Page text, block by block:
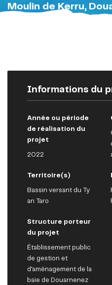
Moulin de Kerru,
Informations du
Année ou période
de réalisation du
projet
2022
Territoire(s)
Bassin versant du Ty
an Taro
Structure porteur
du projet
Établissement public
de gestion et
d'aménagement de la
baie de Douarnenez